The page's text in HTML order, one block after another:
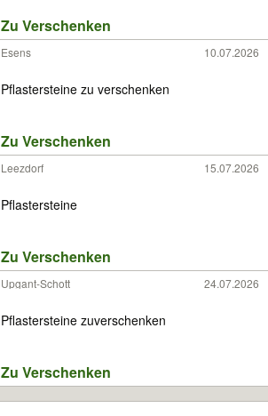
Zu Verschenken
Esens 10.07.2026
Pflastersteine zu verschenken
Zu Verschenken
Leezdorf 15.07.2026
Pflastersteine
Zu Verschenken
Upgant-Schott 24.07.2026
Pflastersteine zuverschenken
Zu Verschenken